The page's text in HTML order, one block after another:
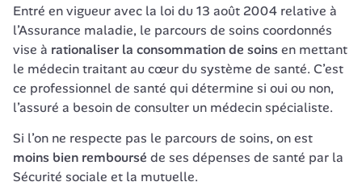
Entré en vigueur avec la loi du 13 août 2004 relative à
l’Assurance maladie, le parcours de soins coordonnés
vise à rationaliser la consommation de soins en mettant
le médecin traitant au cœur du système de santé. C’est
ce professionnel de santé qui détermine si oui ou non,
l’assuré a besoin de consulter un médecin spécialiste.
moins bien remboursé de ses dépenses de santé par la
Sécurité sociale et la mutuelle.